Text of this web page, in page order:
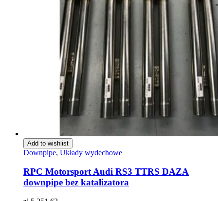
Add to wishlist
Downpipe, Układy wydechowe
RPC Motorsport Audi RS3 TTRS DAZA
downpipe bez katalizatora